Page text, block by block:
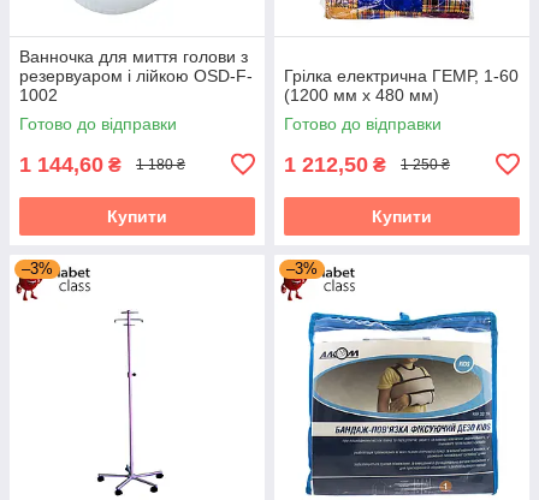
Ванночка для миття голови з
резервуаром і лійкою OSD-F-
1002
Готово до відправки
1 144,60 ₴ 1 180 ₴
Купити
Грілка електрична ГЕМР, 1-60
(1200 мм х 480 мм)
Готово до відправки
1 212,50 ₴ 1 250 ₴
Купити
–3% –3%